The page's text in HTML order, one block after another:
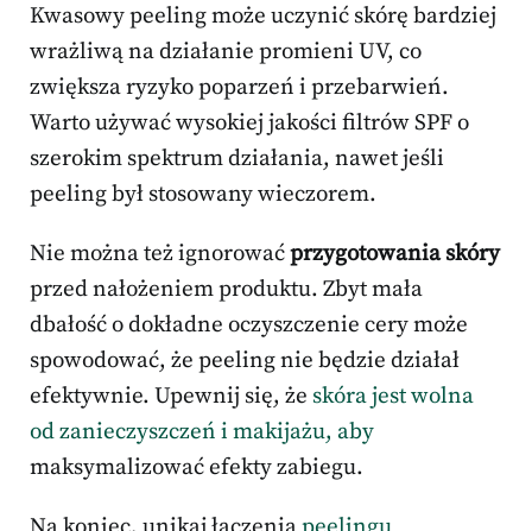
Kwasowy peeling może uczynić skórę bardziej
wrażliwą na działanie promieni UV, co
zwiększa ryzyko poparzeń i przebarwień.
Warto używać wysokiej jakości filtrów SPF o
szerokim spektrum działania, nawet jeśli
peeling był stosowany wieczorem.
Nie można też ignorowaćprzygotowania skóry
przed nałożeniem produktu. Zbyt mała
dbałość o dokładne oczyszczenie cery może
spowodować, że peeling nie będzie działał
efektywnie. Upewnij się, że skóra jest wolna
od zanieczyszczeń i makijażu, aby
maksymalizować efekty zabiegu.